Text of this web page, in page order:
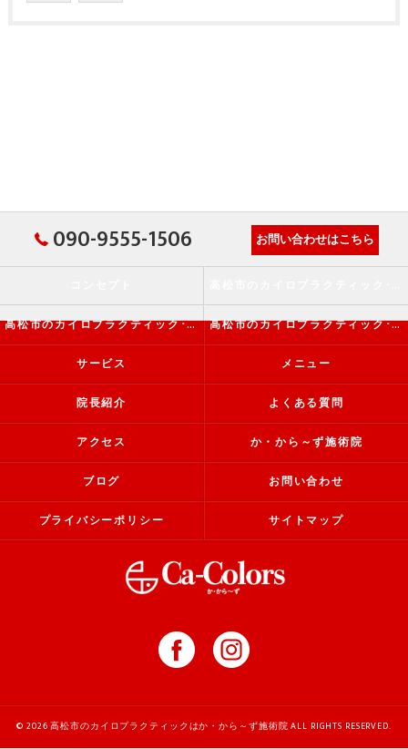
090-9555-1506 お問い合わせはこちら
高松市のカイロプラクティック･か・から～ず施術院の評判 高松市のカイロプラクティック･か・から～ず施術院のお客様の声
サービス メニュー
院長紹介 よくある質問
アクセス か・から～ず施術院
ブログ お問い合わせ
プライバシーポリシー サイトマップ
© 2026 高松市のカイロプラクティックはか・から～ず施術院 ALL RIGHTS RESERVED.